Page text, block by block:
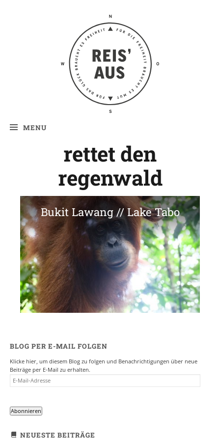
Reis' aus –
Reiseblog
MENU
rettet den
regenwald
Bukit Lawang // Lake Tabo
BLOG PER E-MAIL FOLGEN
Klicke hier, um diesem Blog zu folgen und Benachrichtigungen über neue
Beiträge per E-Mail zu erhalten.
E-
MAIL-
Abonnieren
NEUESTE BEITRÄGE